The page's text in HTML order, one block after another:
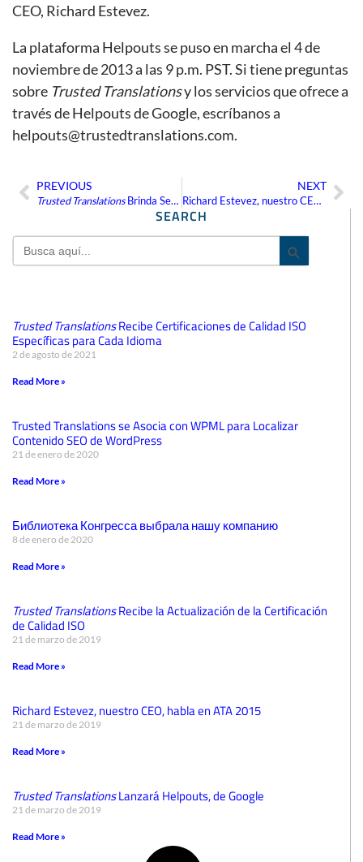
SEARCH
Search
for:
Search
Trusted TranslationsRecibe Certificaciones de Calidad ISO
Específicas para Cada Idioma
2 de agosto de 2021
Read More »
Trusted Translations se Asocia con WPML para Localizar
Contenido SEO de WordPress
21 de enero de 2020
Read More »
Библиотека Конгресса выбрала нашу компанию
8 de enero de 2020
Read More »
Trusted TranslationsRecibe la Actualización de la Certificación
de Calidad ISO
21 de marzo de 2019
Read More »
Richard Estevez, nuestro CEO, habla en ATA 2015
21 de marzo de 2019
Read More »
Trusted TranslationsLanzará Helpouts, de Google
21 de marzo de 2019
Read More »
CEO, Richard Estevez.
La plataforma Helpouts se puso en marcha el 4 de
noviembre de 2013 a las 9 p.m. PST. Si tiene preguntas
sobre Trusted Translationsy los servicios que ofrece a
través de Helpouts de Google, escríbanos a
helpouts@trustedtranslations.com.
AntPREVIOUS
Trusted TranslationsBrinda Servicios de Traducción para Aplicaciones Android mediante Google Play
NEXT
Richard Estevez, nuestro CEO, habla en ATA 2015